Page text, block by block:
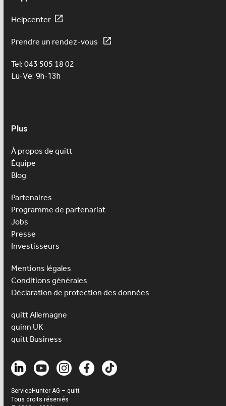
Helpcenter
Prendre un rendez-vous
Tel: 043 505 18 02
Lu-Ve: 9h-13h
Plus
À propos de quitt
Équipe
Blog
Partenaires
Programme de partenariat
Jobs
Presse
Investisseurs
Mentions légales
Conditions générales
Déclaration de protection des données
quitt Allemagne
quinn UK
quitt Business
ServiceHunter AG – quitt
Tous droits réservés